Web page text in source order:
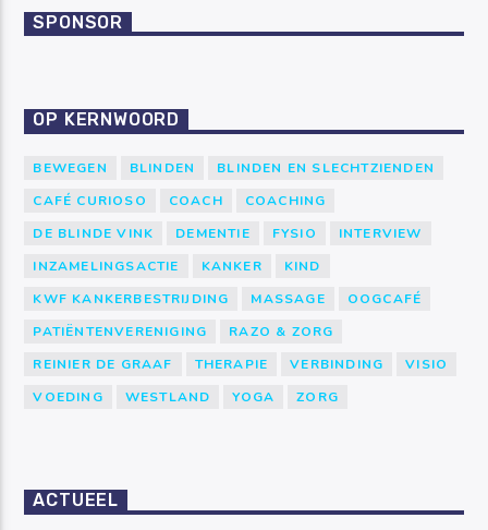
SPONSOR
OP KERNWOORD
BEWEGEN BLINDEN
BLINDEN EN SLECHTZIENDEN
CAFÉ CURIOSO
COACH
COACHING
DE BLINDE VINK
DEMENTIE FYSIO
INTERVIEW
INZAMELINGSACTIE
KANKER
KIND
KWF KANKERBESTRIJDING
MASSAGE
OOGCAFÉ
PATIËNTENVERENIGING
RAZO & ZORG
REINIER DE GRAAF
THERAPIE VERBINDING
VISIO
VOEDING
WESTLAND YOGA ZORG
ACTUEEL